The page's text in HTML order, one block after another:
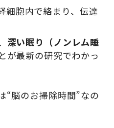
細胞内で絡まり、伝達
深い眠り（ノンレム睡
が最新の研究でわかっ
“脳のお掃除時間”なの